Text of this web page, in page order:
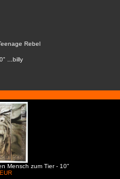
Rebel
...billy
Mensch zum Tier - 10"